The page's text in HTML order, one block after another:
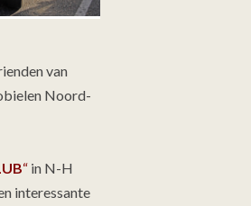
van
Noord-
“ in N-H
interessante